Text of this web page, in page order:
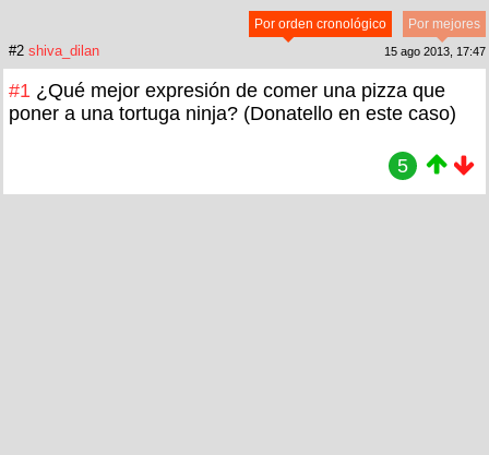
Por mejores
Por orden cronológico
#2 shiva_dilan 15 ago 2013, 17:47
#1 ¿Qué mejor expresión de comer una pizza que
poner a una tortuga ninja? (Donatello en este caso)
5